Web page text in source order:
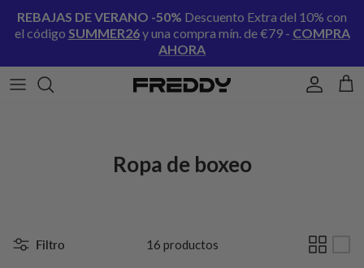
REBAJAS DE VERANO -50% Descuento Extra del 10% con
el código SUMMER26y una compra mín. de €79 - COMPRA
AHORA
Cuenta
Ropa de boxeo
Filtro 16 productos